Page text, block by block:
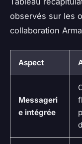
observés sur les
collaboration
Aspect
Messageri
e intégrée